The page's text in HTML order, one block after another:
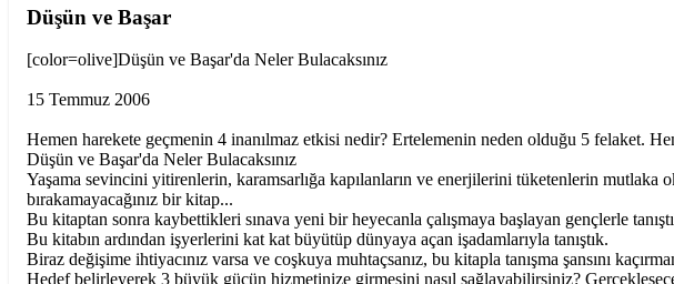
Düşün ve Başar
[color=olive]Düşün ve Başar'da Neler Bulacaksınız
15 Temmuz 2006
Hemen harekete geçmenin 4 inanılmaz etkisi nedir? Ertelemenin neden olduğu 5 felaket.
Düşün ve Başar'da Neler Bulacaksınız
Yaşama sevincini yitirenlerin, karamsarlığa kapılanların ve enerjilerini tüketenlerin mutlaka
bırakamayacağınız bir kitap...
Bu kitaptan sonra kaybettikleri sınava yeni bir heyecanla çalışmaya başlayan gençlerle
Bu kitabın ardından işyerlerini kat kat büyütüp dünyaya açan işadamlarıyla tanıştık.
Biraz değişime ihtiyacınız varsa ve coşkuya muhtaçsanız, bu kitapla tanışma şansını
Hedef belirleyerek 3 büyük gücün hizmetinize girmesini nasıl sağlayabilirsiniz?